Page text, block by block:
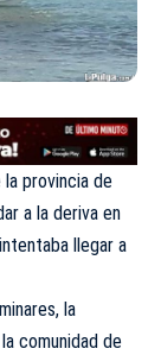
la provincia de
a la deriva en
llegar a
la
comunidad de